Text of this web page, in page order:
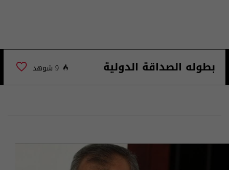
بطوله الصداقة الدولية 9 شوهد